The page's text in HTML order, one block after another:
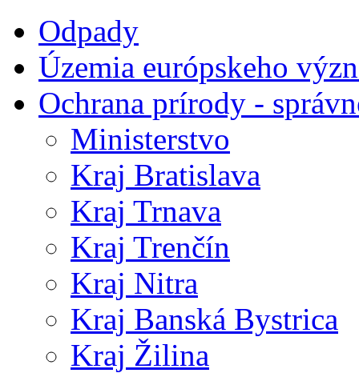
Odpady
Územia európskeho
Ochrana prírody -
Ministerstvo
Kraj Bratislava
Kraj Trnava
Kraj Trenčín
Kraj Nitra
Kraj Banská Bystrica
Kraj Žilina